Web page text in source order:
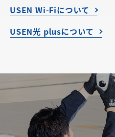
USEN Wi-Fiについて
​​USEN光 plus​について